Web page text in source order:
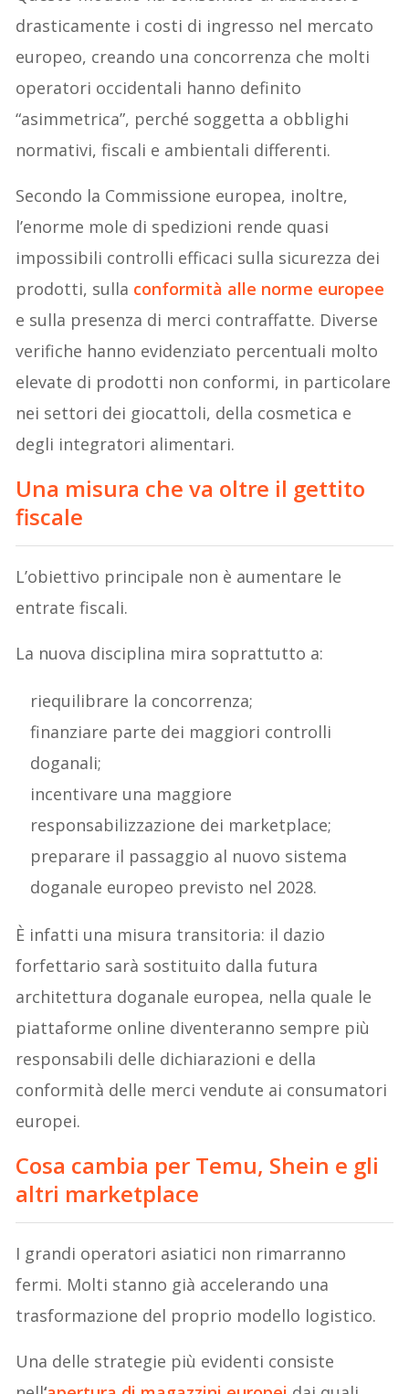
drasticamente i costi di ingresso nel mercato
europeo, creando una concorrenza che molti
operatori occidentali hanno definito
“asimmetrica”, perché soggetta a obblighi
normativi, fiscali e ambientali differenti.
Secondo la Commissione europea, inoltre,
l’enorme mole di spedizioni rende quasi
impossibili controlli efficaci sulla sicurezza dei
prodotti, sulla conformità alle norme europee
e sulla presenza di merci contraffatte. Diverse
verifiche hanno evidenziato percentuali molto
elevate di prodotti non conformi, in particolare
nei settori dei giocattoli, della cosmetica e
degli integratori alimentari.
Una misura che va oltre il gettito
fiscale
L’obiettivo principale non è aumentare le
entrate fiscali.
La nuova disciplina mira soprattutto a:
riequilibrare la concorrenza;
finanziare parte dei maggiori controlli
doganali;
incentivare una maggiore
responsabilizzazione dei marketplace;
preparare il passaggio al nuovo sistema
doganale europeo previsto nel 2028.
È infatti una misura transitoria: il dazio
forfettario sarà sostituito dalla futura
architettura doganale europea, nella quale le
piattaforme online diventeranno sempre più
responsabili delle dichiarazioni e della
conformità delle merci vendute ai consumatori
europei.
Cosa cambia per Temu, Shein e gli
altri marketplace
I grandi operatori asiatici non rimarranno
fermi. Molti stanno già accelerando una
trasformazione del proprio modello logistico.
Una delle strategie più evidenti consiste